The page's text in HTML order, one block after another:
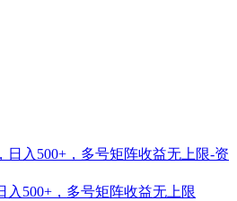
入500+，多号矩阵收益无上限